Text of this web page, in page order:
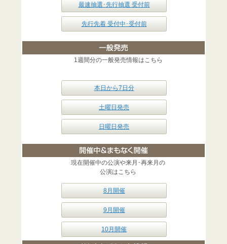
最速抽選･先行抽選 受付前
先行先着 受付中･受付前
1週間分の一般発売情報はこちら
本日から7日分
土曜日発売
日曜日発売
現在開催中の公演や来月･再来月の
公演はこちら
8月開催
9月開催
10月開催